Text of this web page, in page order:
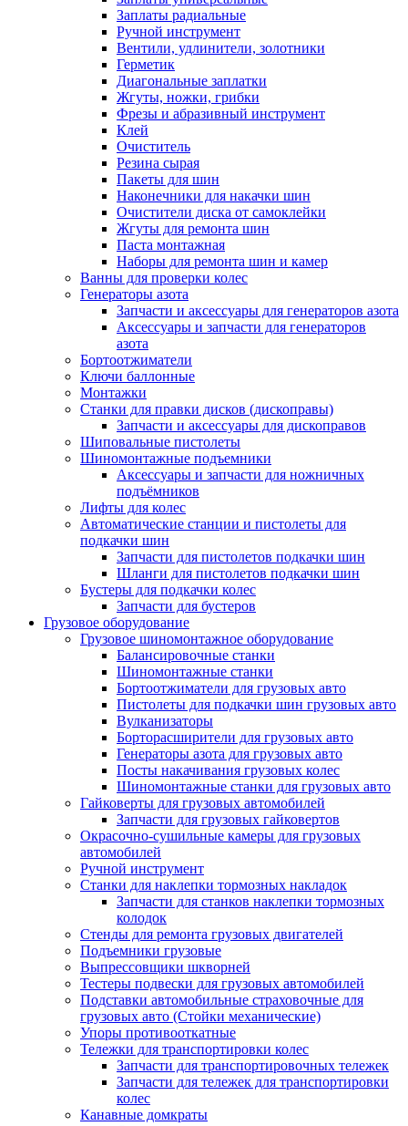
Заплаты радиальные
Ручной инструмент
Вентили, удлинители, золотники
Герметик
Диагональные заплатки
Жгуты, ножки, грибки
Фрезы и абразивный инструмент
Клей
Очиститель
Резина сырая
Пакеты для шин
Наконечники для накачки шин
Очистители диска от самоклейки
Жгуты для ремонта шин
Паста монтажная
Наборы для ремонта шин и камер
Ванны для проверки колес
Генераторы азота
Запчасти и аксессуары для генераторов азота
Аксессуары и запчасти для генераторов
азота
Бортоотжиматели
Ключи баллонные
Монтажки
Станки для правки дисков (дископравы)
Запчасти и аксессуары для дископравов
Шиповальные пистолеты
Шиномонтажные подъемники
Аксессуары и запчасти для ножничных
подъёмников
Лифты для колес
Автоматические станции и пистолеты для
подкачки шин
Запчасти для пистолетов подкачки шин
Шланги для пистолетов подкачки шин
Бустеры для подкачки колес
Запчасти для бустеров
Грузовое оборудование
Грузовое шиномонтажное оборудование
Балансировочные станки
Шиномонтажные станки
Бортоотжиматели для грузовых авто
Пистолеты для подкачки шин грузовых авто
Вулканизаторы
Борторасширители для грузовых авто
Генераторы азота для грузовых авто
Посты накачивания грузовых колес
Шиномонтажные станки для грузовых авто
Гайковерты для грузовых автомобилей
Запчасти для грузовых гайковертов
Окрасочно-сушильные камеры для грузовых
автомобилей
Ручной инструмент
Станки для наклепки тормозных накладок
Запчасти для станков наклепки тормозных
колодок
Стенды для ремонта грузовых двигателей
Подъемники грузовые
Выпрессовщики шкворней
Тестеры подвески для грузовых автомобилей
Подставки автомобильные страховочные для
грузовых авто (Стойки механические)
Упоры противооткатные
Тележки для транспортировки колес
Запчасти для транспортировочных тележек
Запчасти для тележек для транспортировки
колес
Канавные домкраты